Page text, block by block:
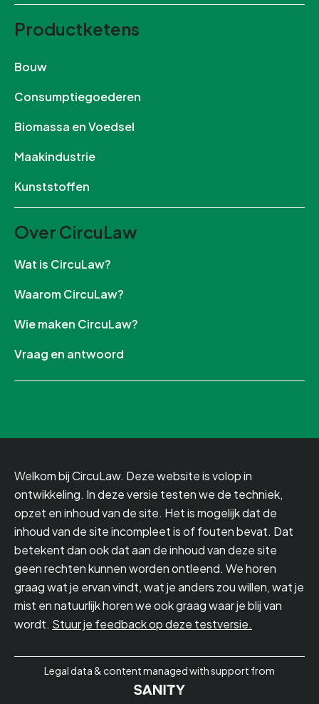
Productketens
Bouw
Consumptiegoederen
Biomassa en Voedsel
Maakindustrie
Kunststoffen
Over CircuLaw
Wat is CircuLaw?
Waarom CircuLaw?
Wie maken CircuLaw?
Vraag en antwoord
Welkom bij CircuLaw. Deze website is volop in
ontwikkeling. In deze versie testen we de techniek,
opzet en inhoud van de site. Het is mogelijk dat de
inhoud van de site incompleet is of fouten bevat. Dat
betekent dan ook dat aan de inhoud van deze site
geen rechten kunnen worden ontleend. We horen
graag wat je ervan vindt, wat je anders zou willen, wat je
mist en natuurlijk horen we ook graag waar je blij van
wordt. Stuur je feedback op deze testversie.
Legal data & content managed with support from